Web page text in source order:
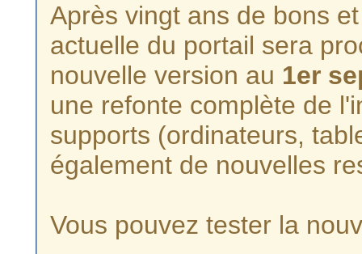
Après vingt ans de bons
actuelle du portail sera
nouvelle version au 1er
une refonte complète de
supports (ordinateurs,
également de nouvelles
Vous pouvez tester la